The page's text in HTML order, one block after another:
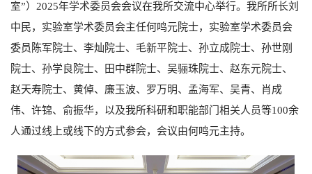
室”）2025年学术委员会会议在我所交流中心举行。我所所长刘
中民，实验室学术委员会主任何鸣元院士，实验室学术委员会
委员陈军院士、李灿院士、毛新平院士、孙立成院士、孙世刚
院士、孙学良院士、田中群院士、吴骊珠院士、赵东元院士、
赵天寿院士、黄倬、廉玉波、罗万明、孟海军、吴青、肖成
伟、许锦、俞振华，以及我所科研和职能部门相关人员等100余
人通过线上或线下的方式参会，会议由何鸣元主持。